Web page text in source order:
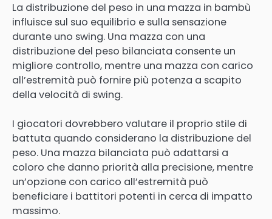
La distribuzione del peso in una mazza in bambù
influisce sul suo equilibrio e sulla sensazione
durante uno swing. Una mazza con una
distribuzione del peso bilanciata consente un
migliore controllo, mentre una mazza con carico
all’estremità può fornire più potenza a scapito
della velocità di swing.
I giocatori dovrebbero valutare il proprio stile di
battuta quando considerano la distribuzione del
peso. Una mazza bilanciata può adattarsi a
coloro che danno priorità alla precisione, mentre
un’opzione con carico all’estremità può
beneficiare i battitori potenti in cerca di impatto
massimo.